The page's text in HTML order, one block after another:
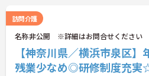
訪問介護
名称非公開 ※詳細はお問合せください
【神奈川県／横浜市泉区
残業少なめ◎研修制度充実